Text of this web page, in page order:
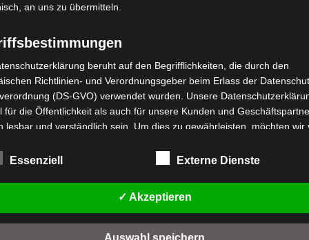
Kostenloser Versand
VOLTA VB3 NEO ELEKTRO-FAHRRAD
26″
Bewertet
mit
von
699,00
IN DEN WARENKORB
Elektro-Fahrzeuge
20″
von
an uns zu übermitteln.
beruht auf den Begrifflichkeiten, die durch den
Richtlinien- und Verordnungsgeber beim Erlass der
(DS-GVO) verwendet wurden. Unsere
für die Öffentlichkeit als auch für unsere Kunden und
lesbar und verständlich sein. Um dies zu gewährleisten, möchten wir
in dieser Datenschutzerklärung unter anderem die folgenden
a) personenbezogene Daten
Personenbezogene Daten sind alle Informationen, die sich auf eine
Essenziell Externe Dienste
✓ Akzeptieren